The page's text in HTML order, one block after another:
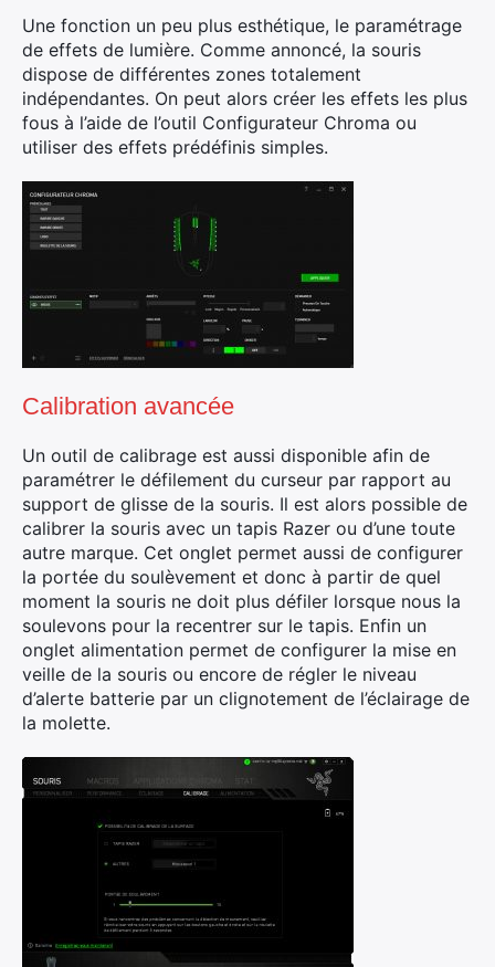
Une fonction un peu plus esthétique, le paramétrage
de effets de lumière. Comme annoncé, la souris
dispose de différentes zones totalement
indépendantes. On peut alors créer les effets les plus
fous à l’aide de l’outil Configurateur Chroma ou
utiliser des effets prédéfinis simples.
Calibration avancée
Un outil de calibrage est aussi disponible afin de
paramétrer le défilement du curseur par rapport au
support de glisse de la souris. Il est alors possible de
calibrer la souris avec un tapis Razer ou d’une toute
autre marque. Cet onglet permet aussi de configurer
la portée du soulèvement et donc à partir de quel
moment la souris ne doit plus défiler lorsque nous la
soulevons pour la recentrer sur le tapis. Enfin un
onglet alimentation permet de configurer la mise en
veille de la souris ou encore de régler le niveau
d’alerte batterie par un clignotement de l’éclairage de
la molette.